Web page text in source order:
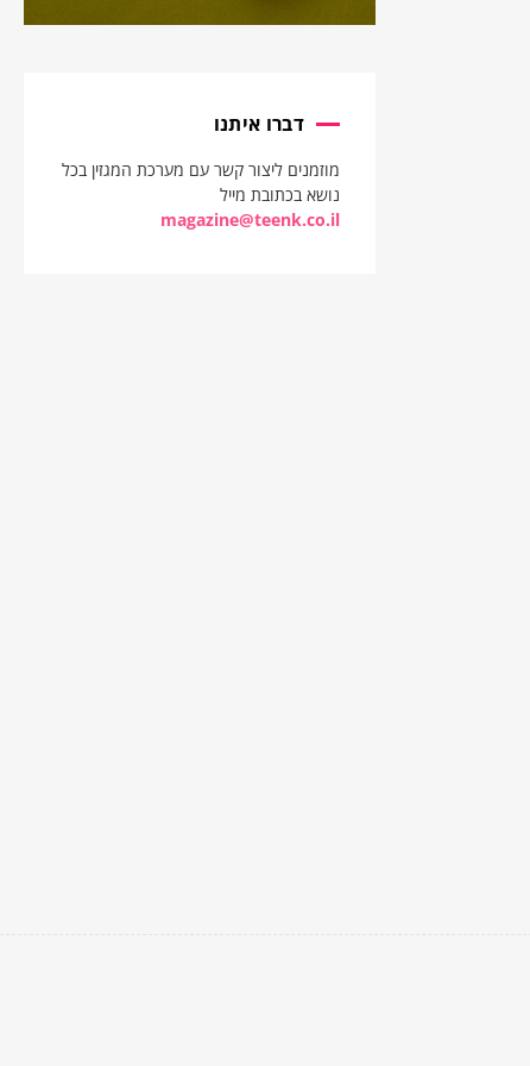
דברו איתנו
מוזמנים ליצור קשר עם מערכת המגזין בכל
נושא בכתובת מייל
magazine@teenk.co.il